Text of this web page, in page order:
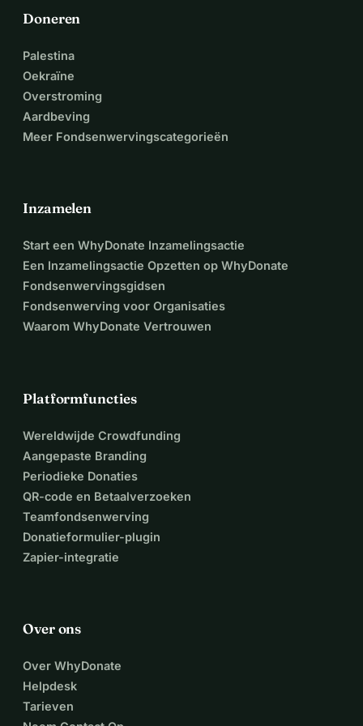
Help mee en doneer vandaag – samen zorgen we dat
Namens alle vrijwilligers en deelnemers van Stichting Mee
Doen Purmerend:
Geweldig dat je ons wilt helpen!
Doneren
Palestina
Oekraïne
Overstroming
Aardbeving
Meer Fondsenwervingscategorieën
Inzamelen
Start een WhyDonate Inzamelingsactie
Een Inzamelingsactie Opzetten op WhyDonate
Fondsenwervingsgidsen
Fondsenwerving voor Organisaties
Waarom WhyDonate Vertrouwen
Platformfuncties
Wereldwijde Crowdfunding
Aangepaste Branding
Periodieke Donaties
QR-code en Betaalverzoeken
Teamfondsenwerving
Donatieformulier-plugin
Zapier-integratie
Over ons
Over WhyDonate
Helpdesk
Tarieven